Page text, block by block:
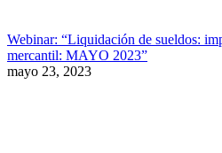
Webinar: “Liquidación de sueldos:
mercantil: MAYO 2023”
mayo 23, 2023